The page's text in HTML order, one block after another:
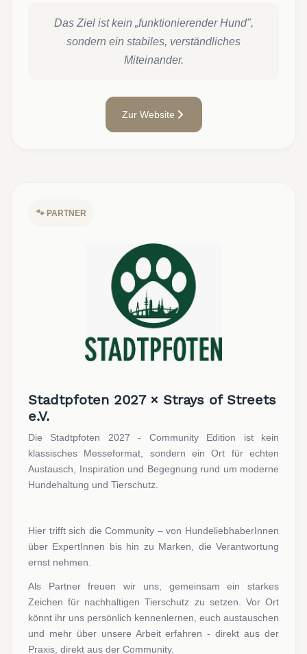
Das Ziel ist kein „funktionierender Hund",
sondern ein stabiles, verständliches
Miteinander.
Zur Website
🐾 PARTNER
Stadtpfoten 2027 × Strays of Streets
e.V.
Die Stadtpfoten 2027 - Community Edition ist kein
klassisches Messeformat, sondern ein Ort für echten
Austausch, Inspiration und Begegnung rund um moderne
Hundehaltung und Tierschutz.
Hier trifft sich die Community – von HundeliebhaberInnen
über ExpertInnen bis hin zu Marken, die Verantwortung
ernst nehmen.
Als Partner freuen wir uns, gemeinsam ein starkes
Zeichen für nachhaltigen Tierschutz zu setzen. Vor Ort
könnt ihr uns persönlich kennenlernen, euch austauschen
und mehr über unsere Arbeit erfahren - direkt aus der
Praxis, direkt aus der Community.